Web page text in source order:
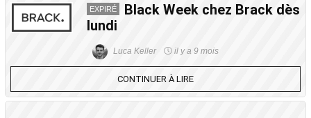
EXPIRÉ
Black Week chez Brack dès
lundi
Luca Keller il y a 9 mois
CONTINUER À LIRE